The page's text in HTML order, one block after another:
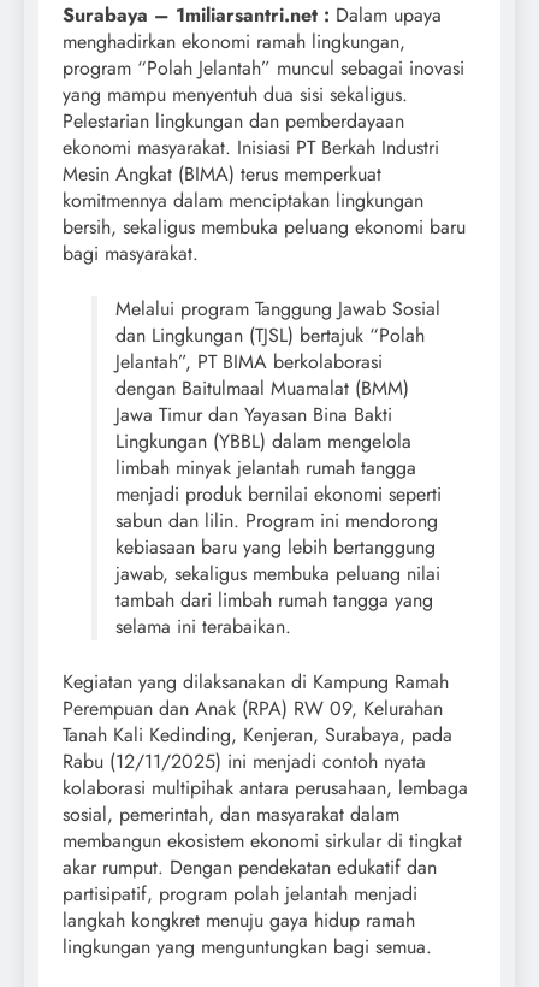
Surabaya – 1miliarsantri.net : Dalam upaya
menghadirkan ekonomi ramah lingkungan,
program “Polah Jelantah” muncul sebagai inovasi
yang mampu menyentuh dua sisi sekaligus.
Pelestarian lingkungan dan pemberdayaan
ekonomi masyarakat. Inisiasi PT Berkah Industri
Mesin Angkat (BIMA) terus memperkuat
komitmennya dalam menciptakan lingkungan
bersih, sekaligus membuka peluang ekonomi baru
bagi masyarakat.
Melalui program Tanggung Jawab Sosial
dan Lingkungan (TJSL) bertajuk “Polah
Jelantah”, PT BIMA berkolaborasi
dengan Baitulmaal Muamalat (BMM)
Jawa Timur dan Yayasan Bina Bakti
Lingkungan (YBBL) dalam mengelola
limbah minyak jelantah rumah tangga
menjadi produk bernilai ekonomi seperti
sabun dan lilin. Program ini mendorong
kebiasaan baru yang lebih bertanggung
jawab, sekaligus membuka peluang nilai
tambah dari limbah rumah tangga yang
selama ini terabaikan.
Kegiatan yang dilaksanakan di Kampung Ramah
Perempuan dan Anak (RPA) RW 09, Kelurahan
Tanah Kali Kedinding, Kenjeran, Surabaya, pada
Rabu (12/11/2025) ini menjadi contoh nyata
kolaborasi multipihak antara perusahaan, lembaga
sosial, pemerintah, dan masyarakat dalam
membangun ekosistem ekonomi sirkular di tingkat
akar rumput. Dengan pendekatan edukatif dan
partisipatif, program polah jelantah menjadi
langkah kongkret menuju gaya hidup ramah
lingkungan yang menguntungkan bagi semua.